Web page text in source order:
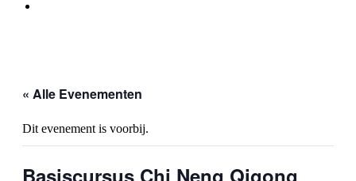
« Alle Evenementen
Dit evenement is voorbij.
Basiscursus Chi Neng Qigong